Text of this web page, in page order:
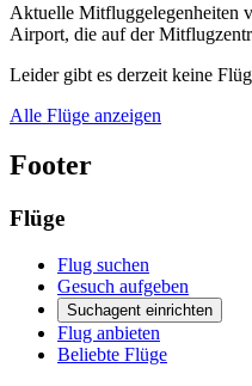
Aktuelle Mitfluggelegenheiten
Airport, die auf der
Leider gibt es derzeit keine
Alle Flüge anzeigen
Footer
Flüge
Flug suchen
Gesuch aufgeben
Suchagent einrichten
Flug anbieten
Beliebte Flüge